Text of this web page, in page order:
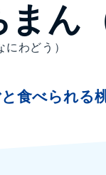
ん
にわどう）
食べられる